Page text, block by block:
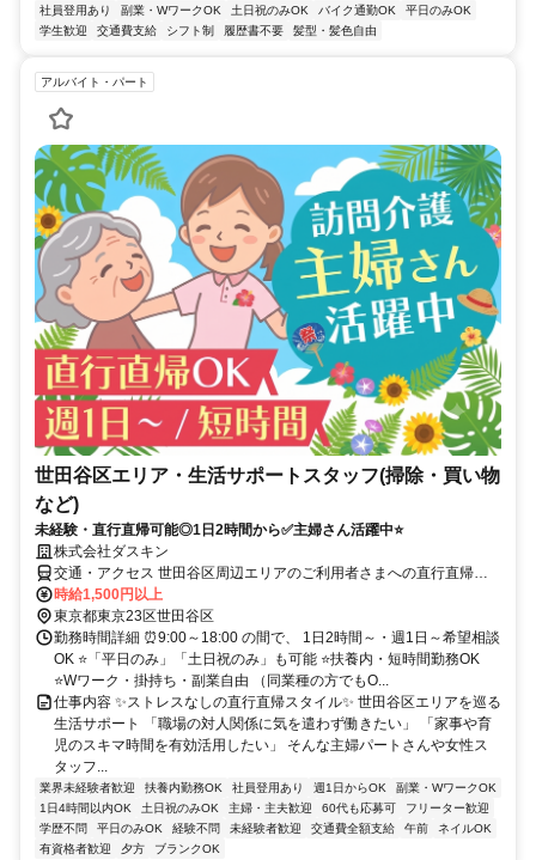
社員登用あり 副業・WワークOK 土日祝のみOK バイク通勤OK
平日のみOK
学生歓迎
交通費支給 シフト制 履歴書不要 髪型・髪色自由
アルバイト・パート
世田谷区エリア・生活サポートスタッフ(掃除・買い物
など)
未経験・直行直帰可能◎1日2時間から✅主婦さん活躍中⭐
株式会社ダスキン
交通・アクセス 世田谷区周辺エリアのご利用者さまへの直行直帰で
す
時給1,500円以上
東京都東京23区世田谷区
勤務時間詳細 ⏰9:00～18:00 の間で、 1日2時間～・週1日～希望相談
OK ⭐「平日のみ」「土日祝のみ」も可能 ⭐扶養内・短時間勤務OK
⭐Wワーク・掛持ち・副業自由 （同業種の方でもO...
仕事内容 ✨ストレスなしの直行直帰スタイル✨ 世田谷区エリアを巡る
生活サポート 「職場の対人関係に気を遣わず働きたい」 「家事や育
児のスキマ時間を有効活用したい」 そんな主婦パートさんや女性ス
タッフ...
業界未経験者歓迎 扶養内勤務OK 社員登用あり 週1日からOK
副業・WワークOK
1日4時間以内OK
土日祝のみOK 主婦・主夫歓迎 60代も応募可
フリーター歓迎
学歴不問
平日のみOK 経験不問 未経験者歓迎 交通費全額支給 午前
ネイルOK
有資格者歓迎
夕方 ブランクOK